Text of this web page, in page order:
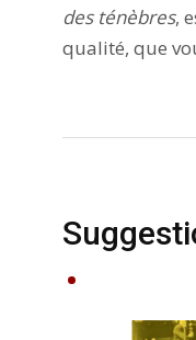
des ténèbres,
qualité, que